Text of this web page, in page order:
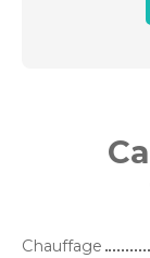
Chauffage